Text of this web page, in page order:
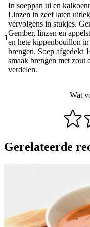
1
In soeppan ui en
Linzen in zeef laten
vervolgens in stukjes.
Gember, linzen en
en hete kippenbouillon
brengen. Soep afgedekt
smaak brengen met zout
verdelen.
Wat
Gerelateerde